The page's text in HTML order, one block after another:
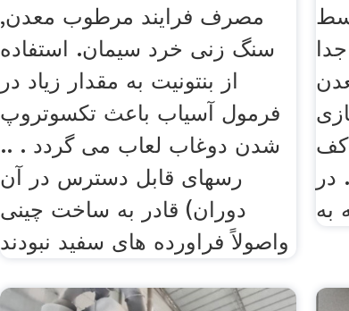
مصرف فرایند مرطوب معدن,
سنگ زنی خرد سیمان. استفاده
از بنتونیت به مقدار زیاد در
فرمول آسیاب باعث تکسوتروپ
شدن دوغاب لعاب می گردد . ..
رسهای قابل دسترس در آن
دوران) قادر به ساخت چینی
واصولاً فراورده های سفید نبودند
کف
در
به